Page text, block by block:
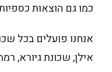
כמו גם הוצאות
אנחנו פועלים בכל
אילן, שכונת גיורא,